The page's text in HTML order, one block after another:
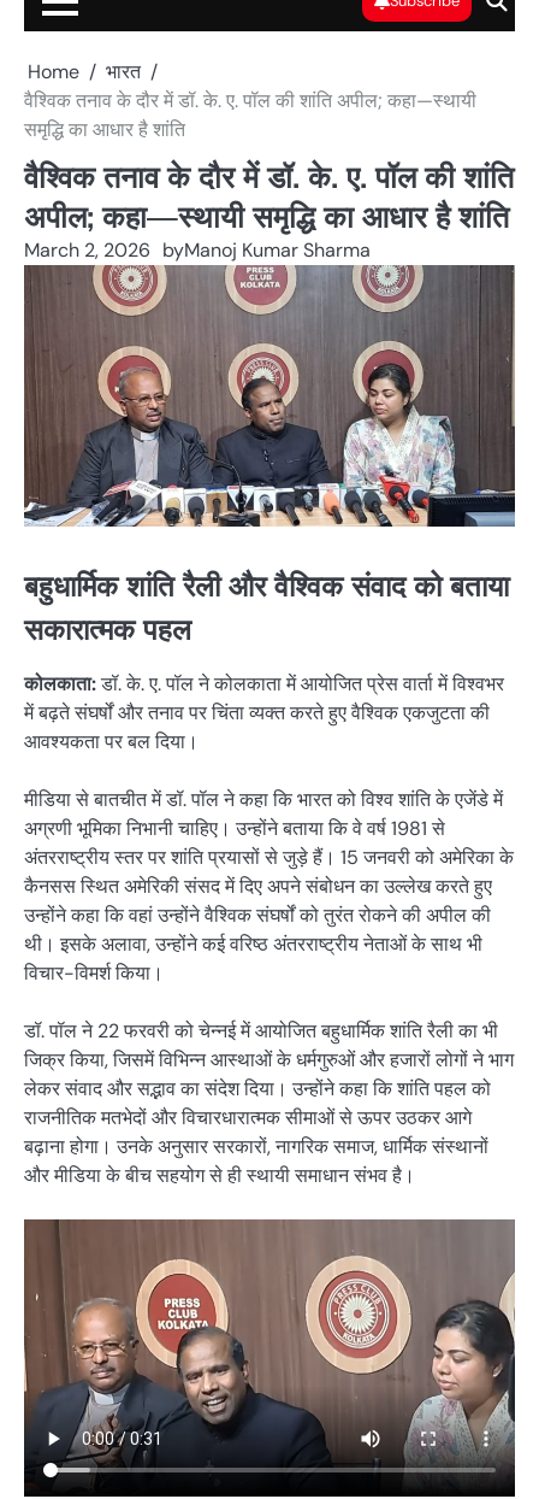
Home
भारत
वैश्विक तनाव के दौर में डॉ. के. ए. पॉल की शांति अपील; कहा—स्थायी
समृद्धि का आधार है शांति
वैश्विक तनाव के दौर में डॉ. के. ए. पॉल की शांति
अपील; कहा—स्थायी समृद्धि का आधार है शांति
March 2, 2026 byManoj Kumar Sharma
बहुधार्मिक शांति रैली और वैश्विक संवाद को बताया
सकारात्मक पहल
कोलकाता:डॉ. के. ए. पॉल ने कोलकाता में आयोजित प्रेस वार्ता में विश्वभर
में बढ़ते संघर्षों और तनाव पर चिंता व्यक्त करते हुए वैश्विक एकजुटता की
आवश्यकता पर बल दिया।
मीडिया से बातचीत में डॉ. पॉल ने कहा कि भारत को विश्व शांति के एजेंडे में
अग्रणी भूमिका निभानी चाहिए। उन्होंने बताया कि वे वर्ष 1981 से
अंतरराष्ट्रीय स्तर पर शांति प्रयासों से जुड़े हैं। 15 जनवरी को अमेरिका के
कैनसस स्थित अमेरिकी संसद में दिए अपने संबोधन का उल्लेख करते हुए
उन्होंने कहा कि वहां उन्होंने वैश्विक संघर्षों को तुरंत रोकने की अपील की
थी। इसके अलावा, उन्होंने कई वरिष्ठ अंतरराष्ट्रीय नेताओं के साथ भी
विचार-विमर्श किया।
डॉ. पॉल ने 22 फरवरी को चेन्नई में आयोजित बहुधार्मिक शांति रैली का भी
जिक्र किया, जिसमें विभिन्न आस्थाओं के धर्मगुरुओं और हजारों लोगों ने भाग
लेकर संवाद और सद्भाव का संदेश दिया। उन्होंने कहा कि शांति पहल को
राजनीतिक मतभेदों और विचारधारात्मक सीमाओं से ऊपर उठकर आगे
बढ़ाना होगा। उनके अनुसार सरकारों, नागरिक समाज, धार्मिक संस्थानों
और मीडिया के बीच सहयोग से ही स्थायी समाधान संभव है।